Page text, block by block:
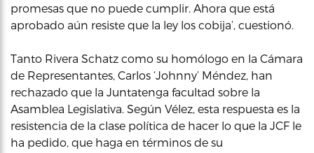
promesas que no puede cumplir. Ahora que está
aprobado aún resiste que la ley los cobija’, cuestionó.
Tanto Rivera Schatz como su homólogo en la Cámara
de Representantes, Carlos ‘Johnny’ Méndez, han
rechazado que la Juntatenga facultad sobre la
Asamblea Legislativa. Según Vélez, esta respuesta es la
resistencia de la clase política de hacer lo que la JCF le
ha pedido, que haga en términos de su